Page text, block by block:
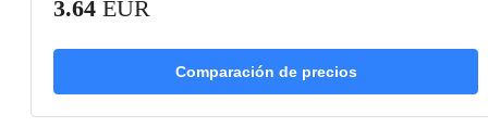
3.64 EUR
Comparación de precios